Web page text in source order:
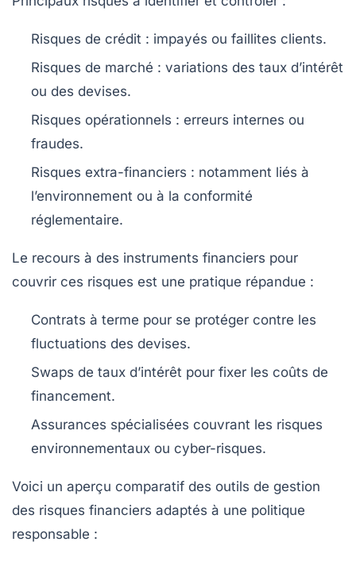
Risques de crédit : impayés ou faillites clients.
Risques de marché : variations des taux d’intérêt
ou des devises.
Risques opérationnels : erreurs internes ou
fraudes.
Risques extra-financiers : notamment liés à
l’environnement ou à la conformité
réglementaire.
Le recours à des instruments financiers pour
couvrir ces risques est une pratique répandue :
Contrats à terme pour se protéger contre les
fluctuations des devises.
Swaps de taux d’intérêt pour fixer les coûts de
financement.
Assurances spécialisées couvrant les risques
environnementaux ou cyber-risques.
Voici un aperçu comparatif des outils de gestion
des risques financiers adaptés à une politique
responsable :